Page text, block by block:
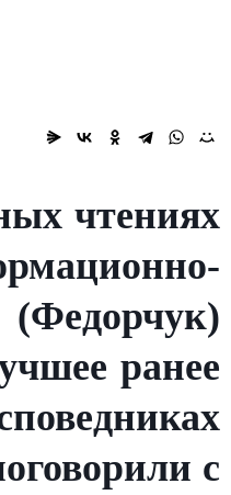
чтениях
(Федорчук)
ранее
с